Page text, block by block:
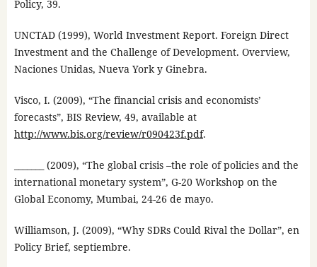
Policy, 39.
UNCTAD (1999), World Investment Report. Foreign Direct
Investment and the Challenge of Development. Overview,
Naciones Unidas, Nueva York y Ginebra.
Visco, I. (2009), “The financial crisis and economists’
forecasts”, BIS Review, 49, available at
http://www.bis.org/review/r090423f.pdf.
_______ (2009), “The global crisis –the role of policies and the
international monetary system”, G-20 Workshop on the
Global Economy, Mumbai, 24-26 de mayo.
Williamson, J. (2009), “Why SDRs Could Rival the Dollar”, en
Policy Brief, septiembre.